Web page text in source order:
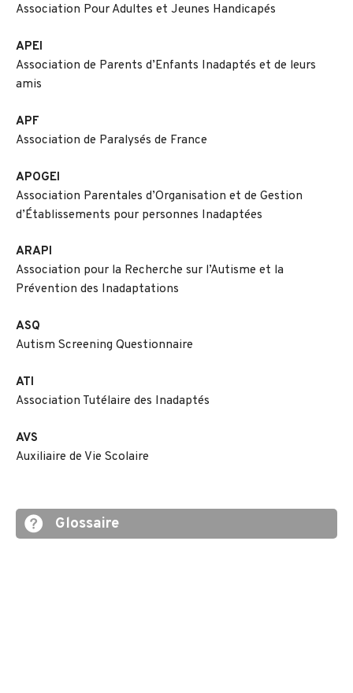
Association Pour Adultes et Jeunes Handicapés
APEI
Association de Parents d’Enfants Inadaptés et de leurs
amis
APF
Association de Paralysés de France
APOGEI
Association Parentales d’Organisation et de Gestion
d’Établissements pour personnes Inadaptées
ARAPI
Association pour la Recherche sur l’Autisme et la
Prévention des Inadaptations
ASQ
Autism Screening Questionnaire
ATI
Association Tutélaire des Inadaptés
AVS
Auxiliaire de Vie Scolaire
Glossaire